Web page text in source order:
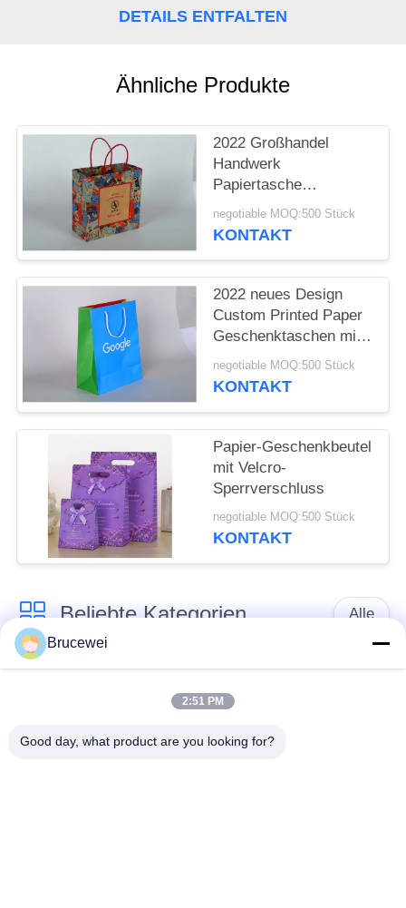
DETAILS ENTFALTEN
Ähnliche Produkte
2022 Großhandel
Handwerk
Papiertasche
kundenspezifisches
Design gedruckte
negotiable MOQ:500 Stück
KONTAKT
2022 neues Design
Custom Printed Paper
Geschenktaschen mit
Baumwollseil
negotiable MOQ:500 Stück
KONTAKT
Papier-Geschenkbeutel
mit Velcro-
Sperrverschluss
negotiable MOQ:500 Stück
KONTAKT
Beliebte Kategorien Alle
Verpacken- der
Lebensmittelkasten
Kartonverpackungen Steifpapiergeschenkfach
Brucewei
2:51 PM
Good day, what product are you looking for?